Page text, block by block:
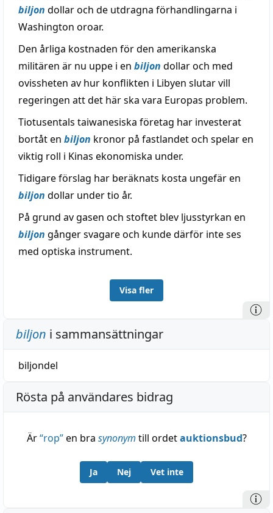
biljon dollar och de utdragna förhandlingarna i
Washington oroar.
Den årliga kostnaden för den amerikanska
militären är nu uppe i en biljon dollar och med
ovissheten av hur konflikten i Libyen slutar vill
regeringen att det här ska vara Europas problem.
Tiotusentals taiwanesiska företag har investerat
bortåt en biljon kronor på fastlandet och spelar en
viktig roll i Kinas ekonomiska under.
Tidigare förslag har beräknats kosta ungefär en
biljon dollar under tio år.
På grund av gasen och stoftet blev ljusstyrkan en
biljon gånger svagare och kunde därför inte ses
med optiska instrument.
Visa fler
biljon i sammansättningar
biljondel
Rösta på användares bidrag
Är“rop”en bra synonym till ordetauktionsbud?
Ja Nej Vet inte